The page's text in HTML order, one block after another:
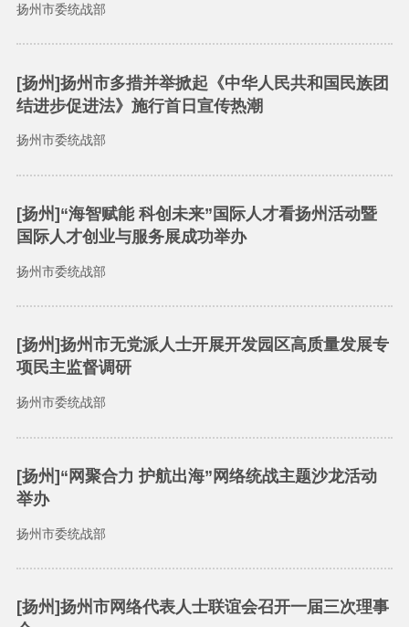
扬州市委统战部
[扬州]扬州市多措并举掀起《中华人民共和国民族团
结进步促进法》施行首日宣传热潮
扬州市委统战部
[扬州]“海智赋能 科创未来”国际人才看扬州活动暨
国际人才创业与服务展成功举办
扬州市委统战部
[扬州]扬州市无党派人士开展开发园区高质量发展专
项民主监督调研
扬州市委统战部
[扬州]“网聚合力 护航出海”网络统战主题沙龙活动
举办
扬州市委统战部
[扬州]扬州市网络代表人士联谊会召开一届三次理事